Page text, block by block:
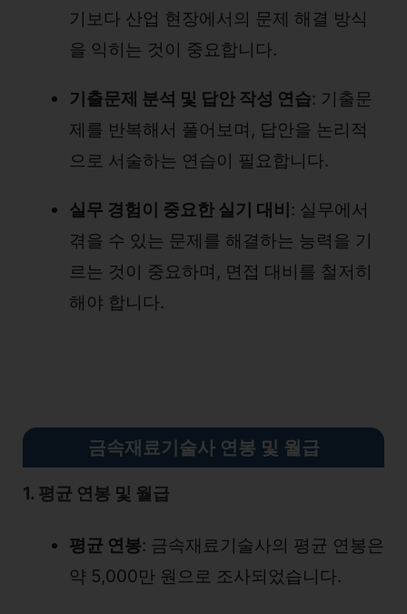
기보다 산업 현장에서의 문제 해결 방식
을 익히는 것이 중요합니다.
기출문제 분석 및 답안 작성 연습: 기출문
제를 반복해서 풀어보며, 답안을 논리적
으로 서술하는 연습이 필요합니다.
실무 경험이 중요한 실기 대비 : 실무에서
겪을 수 있는 문제를 해결하는 능력을 기
르는 것이 중요하며, 면접 대비를 철저히
해야 합니다.
금속재료기술사 연봉 및 월급
1. 평균 연봉 및 월급
평균 연봉: 금속재료기술사의 평균 연봉은
약 5,000만 원으로 조사되었습니다.